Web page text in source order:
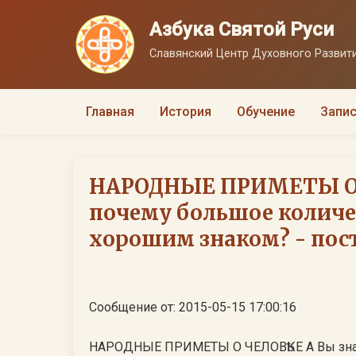
Азбука Святой Руси
Славянский Центр Духовного
Главная История Обучение
НАРОДНЫЕ ПРИМЕТЫ О
почему большое
хорошим знаком? - пост
Сообщение от: 2015-05-15 17:00:16
НАРОДНЫЕ ПРИМЕТЫ О ЧЕЛОВѢКЕ А Вы знаете почему большое количество родинок считается хорошим знаком? А почему нельзя переступать сидящего человека? Почему нельзя зашивать на себе одежду? Почему нельзя стряхивать воду с только что помытых рук? Во время еды читать - память свою заедать. - Мы уже коротко упоминали о запрете читать во время еды. Наблюдение основано на особенностях функционирования человеческого организма. Когда человек читает и думает, кровь приливает к головному мозгу, обеспечивая его кислородом... Когда человек ест, кровь приливает к желудку, поскольку в это время она должна обеспечить его нормальную работу (поэтому после сытного обеда так хочется спать). Когда человек во время еды читает, мозг воспринимает прочитанное не в полную силу, мы не запоминаем прочитанное, "заедаем" память. Если после обеда гости уходят до того, как хозяйка скатерть со стола снимет, невесты в этом доме замуж не выйдут. - В первую очередь это относится к гостям. Получается, что они пришли только поесть, а когда все съедено, тут же уходят, хотя правила приличия требуют поблагодарить хозяйку и пообщаться. Об этом говорят так: стол - не корыто, чтоб поесть да убежать. Но, думается, более глубокий смысл содержится в этом поверье по отношению к хозяйке. Если она такова, что только накормить умеет, и больше гости ничего в этом доме не ждут, или если она столь неповоротлива, что два часа после обеда скатерть снять со стола не может, то немудрено, что женихи такой дом стороной будут обходить. Ведь какова мама, такова и дочка. Вымыл руки - вытри, но не стряхивай воду, не плоди чертей. - Запрет восходит к давней легенде о том, как черт, упавший с неба и оставшийся в одиночестве, попросил у Бога войско. Бог посоветовал ему окунуть руки в воду и стряхнуть - вот и будет столько чертей, сколько брызг. Бытовое пояснение - гигиеническое, и связано оно прежде всего с детьми: от привычки не вытирать мокрые руки появляются цыпки, кожа трескается и чешется. Если ячмень на глазу вскочил, надо поднести к глазу кукиш и сказать: "Ячмень, ячмень, на тебе кукиш: что хочешь, то и купишь. Купи себе топорок, секи себя поперек!" - Как это ни смешно, издавна кукиш, сопровождаемый заговором, считается надежным оберегом от нечистой силы. Некоторые считают, что дело в минипрогревании теплом, которое исходит от руки. Но, думается, эта версия не слишком состоятельна. Личное свидетельство: у автора этих строк появился ячмень во время пребывания в местности, где не было лечебных учреждений; кукиш, в течение нескольких дней показываемый бабкой в сопровождении ее же заговора, и в самом деле помог. Может быть, помог смех: он помогает, по причине своей связи схорошим настроениям, от любой болезни. Не узнаешь знакомого человека - быть ему богатым. - Это поверье относится к числу так называемых "обманных" поверий. Когда хотели, чтобы уродился богатый лен, сеяли его нагишом: пусть лен видит, что сеятелю даже одеться не во что, и потому уродится. Зерновые сеяли впроголодь: пусть рожь и пшеница знают, что крестьянину есть нечего, и поэтому сжалятся. Обмануться при встрече знакомого - значит символически встретить не одного, а словно бы двоих, и потому удвоить его богатство. Пока хозяйка не допьет чай, гостям уходить из дому негоже. - Это бытовое поверье перекликается с поверьем о неснятой со стола скатерти. Как там, так и здесь: в самом деле, что за спешка? Пока гости пили-ели, развлекались, хозяйка ухаживала за ними, подавала. И вот, когда уж все сыты и довольны, она, бедолага, чашку чаю села выпить, услышать похвалу своим блюдам, - а гости вместо этого уходить собираются. Конечно, обижать, огорчать хозяйку негоже. Ножик туп - хозяин глуп, скатерть черна - хозяйка глупа. - Разве требуются тут какие-либо пояснения? В Благовещенье нельзя девицам косы заплетать: своего дома не будет. - Ключ к разгадке - в пословице: "В Благовещенье птица гнезда не вьет, девица косы не плетет". Некогда кукушка нарушила это правило и была за то жестоко наказана. Она свила гнездо в Благовещенье - и теперь все кукушки-матери за это расплачиваются, оставляя яйца в чужих гнездах. Подобное же может и девушке грозить, если она отважится даже на такую мелкую работу, как заплетание косы. В основе поверья - высочайшее почитание одного из самых торжественных христианских праздников. Негоже женщине простоволосой быть - "Простоволосыми" (без платочка или чепца на голове) могли ходить только девушки. Прическа у них всегда была аккуратной: длинные волосы заплетены в